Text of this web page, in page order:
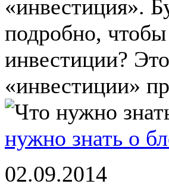
«инвестиция».
подробно,
инвестиции?
«инвестиции»
нужно знать о
02.09.2014